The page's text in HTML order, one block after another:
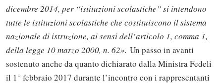
dicembre 2014, per “istituzioni scolastiche” si intendono
tutte le istituzioni scolastiche che costituiscono il sistema
nazionale di istruzione, ai sensi dell’articolo 1, comma 1,
della legge 10 marzo 2000, n. 62». Un passo in avanti
sostenuto anche da quanto dichiarato dalla Ministra Fedeli
il 1° febbraio 2017 durante l’incontro con i rappresentanti